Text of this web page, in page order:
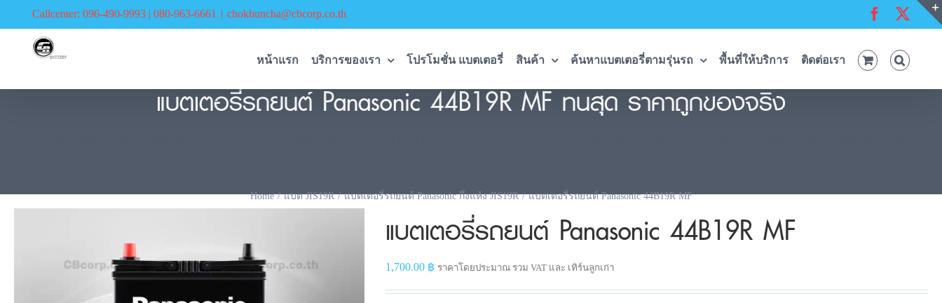
Callcenter: 096-490-9993 | 080-963-6661 | chokbuncha@cbcorp.co.th Facebook
หน้าแรก บริการของเรา โปรโมชั่น แบตเตอรี่ สินค้า ค้นหาแบตเตอรี่ตามรุ่นรถ พื้นที่ให้บริการ ติดต่อเรา
แบตเตอรี่รถยนต์ Panasonic 44B19R MF ทนสุด ราคาถูกของจริง
Home แบต JIS19R แบตเตอรี่รถยนต์ Panasonic กึ่งแห้ง JIS19R แบตเตอรี่รถยนต์ Panasonic 44B19R MF
แบตเตอรี่รถยนต์ Panasonic 44B19R MF
1,700.00 ฿ ราคาโดยประมาณ รวม VAT และ เทิร์นลูกเก่า